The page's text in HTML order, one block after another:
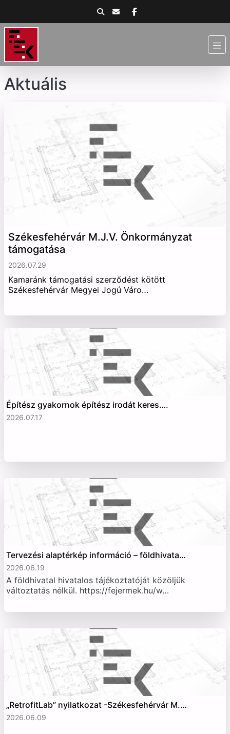
Aktuális
Székesfehérvár M.J.V. Önkormányzat
támogatása
2026.07.29
Kamaránk támogatási szerződést kötött
Székesfehérvár Megyei Jogú Váro…
Építész gyakornok építész irodát keres….
2026.07.17
Tervezési alaptérkép információ – földhivata…
2026.06.19
A földhivatal hivatalos tájékoztatóját közöljük
változtatás nélkül. https://fejermek.hu/w…
„RetrofitLab” nyilatkozat -Székesfehérvár M.…
2026.06.09